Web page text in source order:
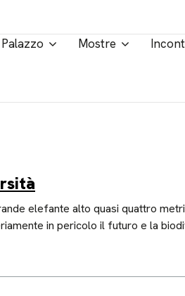
Mostre
elefante alto quasi quattro
in pericolo il futuro e la